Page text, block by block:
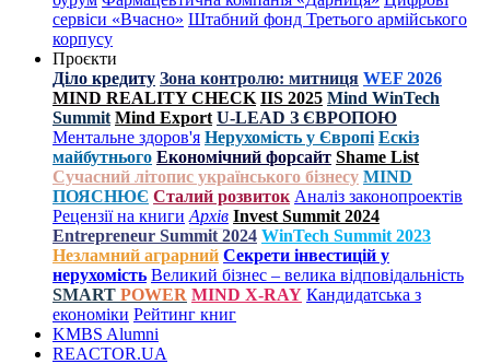
сервіси «Вчасно» Штабний фонд Третього армійського
корпусу
Проєкти
Діло кредиту Зона контролю: митниця WEF 2026
MIND REALITY CHECK IIS 2025 Mind WinTech
Summit Mind Export U-LEAD З ЄВРОПОЮ
Ментальне здоров'я Нерухомість у Європі Ескіз
майбутнього Економічний форсайт Shame List
Сучасний літопис українського бізнесу MIND
ПОЯСНЮЄ Сталий розвиток Аналіз законопроектів
Рецензії на книги Архів Invest Summit 2024
Entrepreneur Summit 2024 WinTech Summit 2023
Незламний аграрний Секрети інвестицій у
нерухомість Великий бізнес – велика відповідальність
SMART POWER MIND X-RAY Кандидатська з
економіки Рейтинг книг
KMBS Alumni
REACTOR.UA